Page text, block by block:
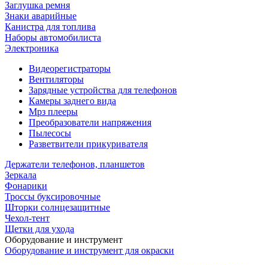
Заглушка ремня
Знаки аварийные
Канистра для топлива
Наборы автомобилиста
Электроника
Видеорегистраторы
Вентиляторы
Зарядные устройства для телефонов
Камеры заднего вида
Мрз плееры
Преобразователи напряжения
Пылесосы
Разветвители прикуривателя
Держатели телефонов, планшетов
Зеркала
Фонарики
Троссы буксировочные
Шторки солнцезащитные
Чехол-тент
Щетки для ухода
Оборудование и инструмент
Оборудование и инструмент для окраски